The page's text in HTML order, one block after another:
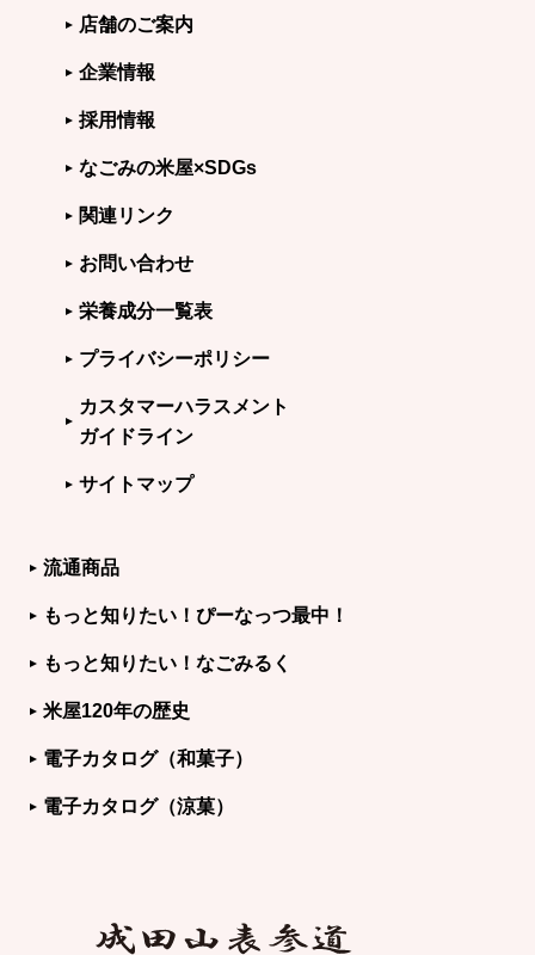
店舗のご案内
企業情報
採用情報
なごみの米屋×SDGs
関連リンク
お問い合わせ
栄養成分一覧表
プライバシーポリシー
カスタマーハラスメント
ガイドライン
サイトマップ
流通商品
もっと知りたい！ぴーなっつ最中！
もっと知りたい！なごみるく
米屋120年の歴史
電子カタログ（和菓子）
電子カタログ（涼菓）